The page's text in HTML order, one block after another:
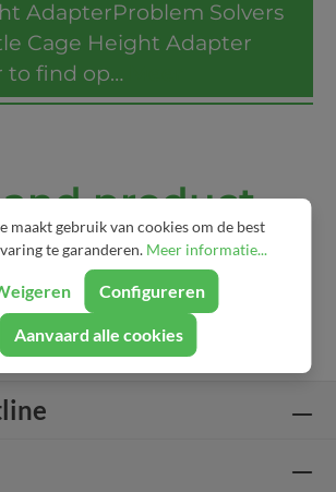
AdapterProblem Solvers
Cage Height Adapter
to find op…
product
maakt gebruik van cookies om de best
te garanderen. Meer informatie...
Configureren
Aanvaard alle cookies